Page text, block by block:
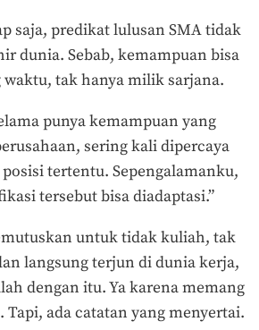
saja, predikat lulusan SMA tidak
dunia. Sebab, kemampuan bisa
tak hanya milik sarjana.
punya kemampuan yang
sering kali dipercaya
tertentu. Sepengalamanku,
tersebut bisa diadaptasi.”
untuk tidak kuliah, tak
langsung terjun di dunia kerja,
dengan itu. Ya karena memang
Tapi, ada catatan yang menyertai.